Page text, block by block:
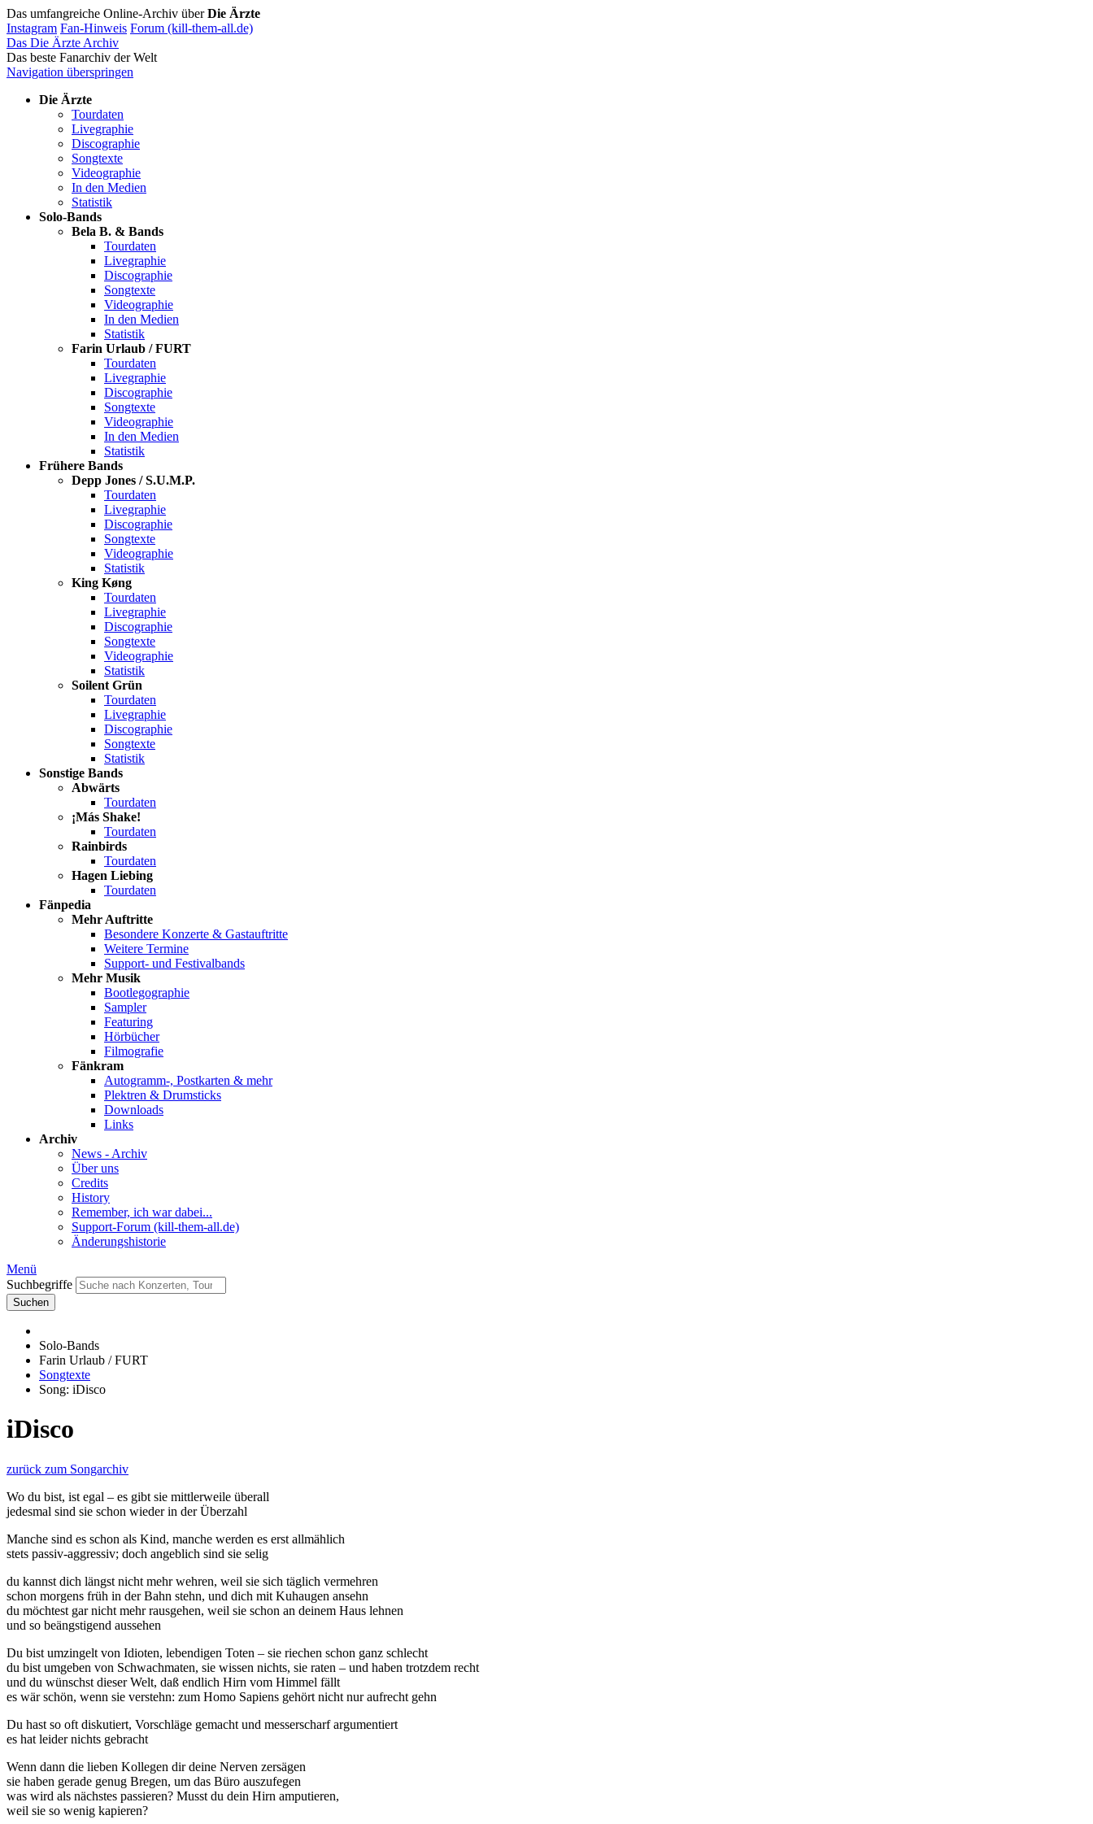
Das umfangreiche Online-Archiv überDie Ärzte
Instagram Fan-Hinweis Forum (kill-them-all.de)
Das Die Ärzte Archiv
Das beste Fanarchiv der Welt
Navigation überspringen
Die Ärzte
Tourdaten
Livegraphie
Discographie
Songtexte
Videographie
In den Medien
Statistik
Solo-Bands
Bela B. & Bands
Tourdaten
Livegraphie
Discographie
Songtexte
Videographie
In den Medien
Statistik
Farin Urlaub / FURT
Tourdaten
Livegraphie
Discographie
Songtexte
Videographie
In den Medien
Statistik
Frühere Bands
Depp Jones / S.U.M.P.
Tourdaten
Livegraphie
Discographie
Songtexte
Videographie
Statistik
King Køng
Tourdaten
Livegraphie
Discographie
Songtexte
Videographie
Statistik
Soilent Grün
Tourdaten
Livegraphie
Discographie
Songtexte
Statistik
Sonstige Bands
Abwärts
Tourdaten
¡Más Shake!
Tourdaten
Rainbirds
Tourdaten
Hagen Liebing
Tourdaten
Fänpedia
Mehr Auftritte
Besondere Konzerte & Gastauftritte
Weitere Termine
Support- und Festivalbands
Mehr Musik
Bootlegographie
Sampler
Featuring
Hörbücher
Filmografie
Fänkram
Autogramm-, Postkarten & mehr
Plektren & Drumsticks
Downloads
Links
Archiv
News - Archiv
Über uns
Credits
History
Remember, ich war dabei...
Support-Forum (kill-them-all.de)
Änderungshistorie
Menü
Suchbegriffe
Suchen
Solo-Bands
Farin Urlaub / FURT
Songtexte
Song: iDisco
iDisco
zurück zum Songarchiv
Wo du bist, ist egal – es gibt sie mittlerweile überall
jedesmal sind sie schon wieder in der Überzahl
Manche sind es schon als Kind, manche werden es erst allmählich
stets passiv-aggressiv; doch angeblich sind sie selig
du kannst dich längst nicht mehr wehren, weil sie sich täglich vermehren
schon morgens früh in der Bahn stehn, und dich mit Kuhaugen ansehn
du möchtest gar nicht mehr rausgehen, weil sie schon an deinem Haus lehnen
und so beängstigend aussehen
Du bist umzingelt von Idioten, lebendigen Toten – sie riechen schon ganz schlecht
du bist umgeben von Schwachmaten, sie wissen nichts, sie raten – und haben trotzdem recht
und du wünschst dieser Welt, daß endlich Hirn vom Himmel fällt
es wär schön, wenn sie verstehn: zum Homo Sapiens gehört nicht nur aufrecht gehn
Du hast so oft diskutiert, Vorschläge gemacht und messerscharf argumentiert
es hat leider nichts gebracht
Wenn dann die lieben Kollegen dir deine Nerven zersägen
sie haben gerade genug Bregen, um das Büro auszufegen
was wird als nächstes passieren? Musst du dein Hirn amputieren,
weil sie so wenig kapieren?